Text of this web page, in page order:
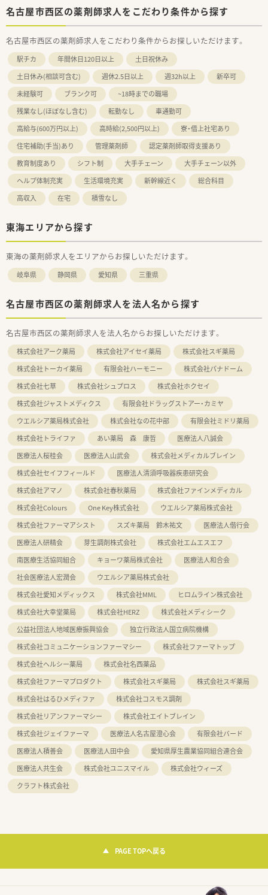
名古屋市西区の薬剤師求人をこだわり条件から探す
名古屋市西区の薬剤師求人をこだわり条件からお探しいただけます。
駅チカ 年間休日120日以上
土日祝休み
土日休み(相談可含む)
週休2.5日以上 週32h以上
新卒可
未経験可
ブランク可
~18時までの職場
残業なし(ほぼなし含む)
転勤なし
車通勤可
高給与(600万円以上)
高時給(2,500円以上)
寮・借上社宅あり
住宅補助(手当)あり
管理薬剤師
認定薬剤師取得支援あり
教育制度あり
シフト制 大手チェーン
大手チェーン以外
ヘルプ体制充実
生活環境充実 新幹線近く
総合科目
高収入
在宅 積雪なし
東海エリアから探す
東海の薬剤師求人をエリアからお探しいただけます。
岐阜県 静岡県 愛知県 三重県
名古屋市西区の薬剤師求人を法人名から探す
名古屋市西区の薬剤師求人を法人名からお探しいただけます。
株式会社アーク薬局 株式会社アイセイ薬局
株式会社スギ薬局
株式会社トーカイ薬局
有限会社ハーモニー
株式会社パナドーム
株式会社七草
株式会社シュプロス
株式会社ホクセイ
株式会社ジャストメディクス
有限会社ドラッグストアー・カミヤ
ウエルシア薬局株式会社
株式会社なの花中部
有限会社ミドリ薬局
株式会社トライファ
あい薬局 森 康哲
医療法人八誠会
医療法人桜桂会
医療法人山武会
株式会社メディカルブレイン
株式会社セイフフィールド
医療法人清須呼吸器疾患研究会
株式会社アマノ
株式会社春秋薬局
株式会社ファインメディカル
株式会社Colours
One Key株式会社
ウエルシア薬局株式会社
株式会社ファーマアシスト
スズキ薬局 鈴木祐文
医療法人偕行会
医療法人研精会
芽生調剤株式会社
株式会社エムエスエフ
南医療生活協同組合
キョーワ薬局株式会社
医療法人和合会
社会医療法人宏潤会
ウエルシア薬局株式会社
株式会社愛知メディックス
株式会社MML
ヒロムライン株式会社
株式会社大幸堂薬局
株式会社HERZ
株式会社メディシーク
公益社団法人地域医療振興協会
独立行政法人国立病院機構
株式会社コミュニケーションファーマシー
株式会社ファーマトップ
株式会社ヘルシー薬局
株式会社名西薬品
株式会社ファーマプロダクト
株式会社スギ薬局
株式会社スギ薬局
株式会社はるひメディファ
株式会社コスモス調剤
株式会社リアンファーマシー
株式会社エイトブレイン
株式会社ジェイファーマ
医療法人名古屋澄心会
有限会社バード
医療法人積善会
医療法人田中会
愛知県厚生農業協同組合連合会
医療法人共生会
株式会社ユニスマイル
株式会社ウィーズ
クラフト株式会社
PAGE TOPへ戻る